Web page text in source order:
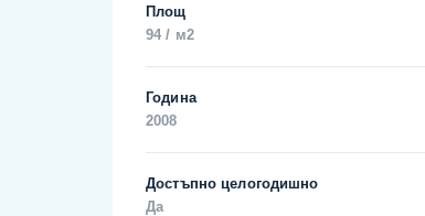
Площ
94 / м2
Година
2008
Достъпно целогодишно
Да